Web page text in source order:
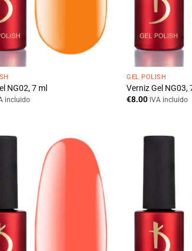
NG02, 7 ml
incluido
GEL POLISH
Verniz Gel NG03,
€8.00 IVA incluido